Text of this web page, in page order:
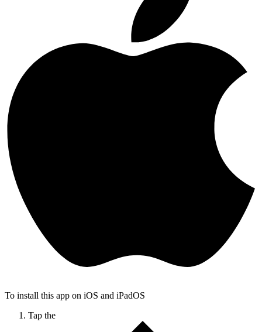
To install this app on iOS and iPadOS
Tap the